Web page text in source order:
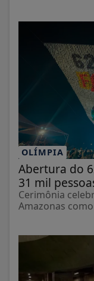
OLÍMPIA
Abertura do
31 mil
Cerimônia
Amazonas